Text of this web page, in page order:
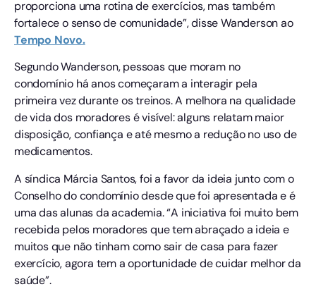
proporciona uma rotina de exercícios, mas também
fortalece o senso de comunidade”, disse Wanderson ao
Tempo Novo.
Segundo Wanderson, pessoas que moram no
condomínio há anos começaram a interagir pela
primeira vez durante os treinos. A melhora na qualidade
de vida dos moradores é visível: alguns relatam maior
disposição, confiança e até mesmo a redução no uso de
medicamentos.
A síndica Márcia Santos, foi a favor da ideia junto com o
Conselho do condomínio desde que foi apresentada e é
uma das alunas da academia. “A iniciativa foi muito bem
recebida pelos moradores que tem abraçado a ideia e
muitos que não tinham como sair de casa para fazer
exercício, agora tem a oportunidade de cuidar melhor da
saúde”.